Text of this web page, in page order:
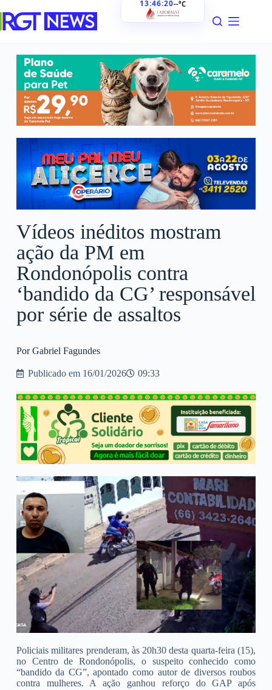
13:46:22--°C
Vídeos inéditos mostram
ação da PM em
Rondonópolis contra
‘bandido da CG’ responsável
por série de assaltos
Por Gabriel Fagundes
Publicado em 16/01/2026 09:33
Policiais militares prenderam, às 20h30 desta quarta-feira (15),
no Centro de Rondonópolis, o suspeito conhecido como
“bandido da CG”, apontado como autor de diversos roubos
contra mulheres. A ação ganhou reforço do GAP após